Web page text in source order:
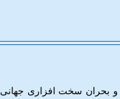
بحران سخت افزاری